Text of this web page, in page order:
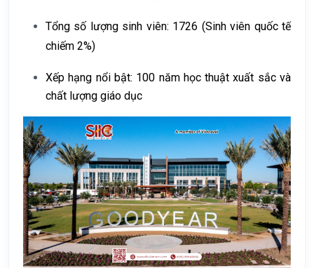
Tổng số lượng sinh viên: 1726 (Sinh viên quốc tế
chiếm 2%)
Xếp hạng nổi bật: 100 năm học thuật xuất sắc và
chất lượng giáo dục